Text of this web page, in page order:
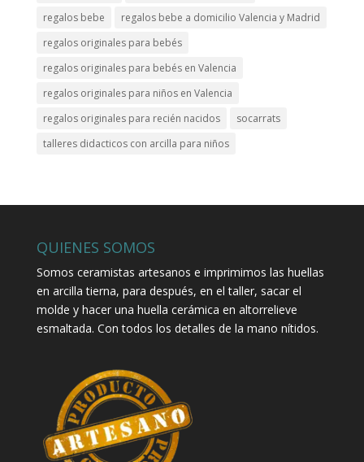
regalos bebe
regalos bebe a domicilio Valencia y Madrid
regalos originales para bebés
regalos originales para bebés en Valencia
regalos originales para niños en Valencia
regalos originales para recién nacidos
socarrats
talleres didacticos con arcilla para niños
QUIENES SOMOS
Somos ceramistas artesanos e imprimimos las huellas
en arcilla tierna, para después, en el taller, sacar el
molde y hacer una huella cerámica en altorrelieve
esmaltada. Con todos los detalles de la mano nítidos.